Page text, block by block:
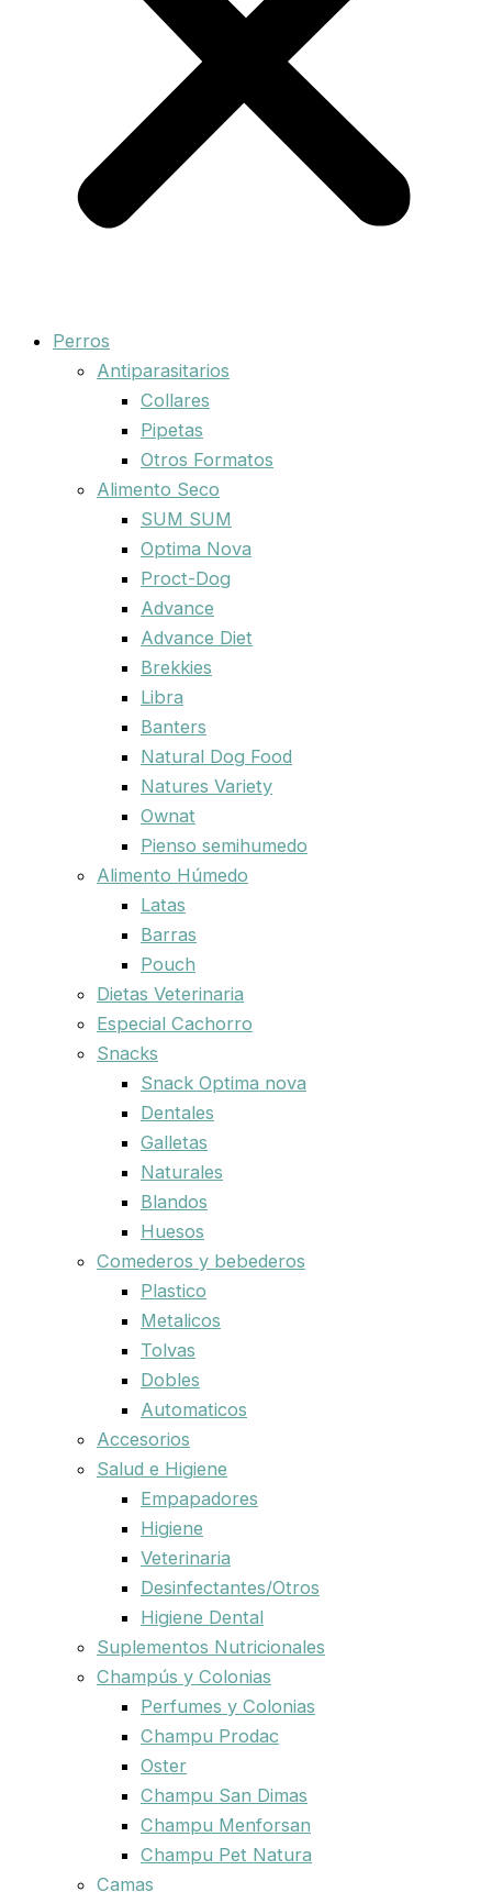
Perros
Antiparasitarios
Collares
Pipetas
Otros Formatos
Alimento Seco
SUM SUM
Optima Nova
Proct-Dog
Advance
Advance Diet
Brekkies
Libra
Banters
Natural Dog Food
Natures Variety
Ownat
Pienso semihumedo
Alimento Húmedo
Latas
Barras
Pouch
Dietas Veterinaria
Especial Cachorro
Snacks
Snack Optima nova
Dentales
Galletas
Naturales
Blandos
Huesos
Comederos y bebederos
Plastico
Metalicos
Tolvas
Dobles
Automaticos
Accesorios
Salud e Higiene
Empapadores
Higiene
Veterinaria
Desinfectantes/Otros
Higiene Dental
Suplementos Nutricionales
Champús y Colonias
Perfumes y Colonias
Champu Prodac
Oster
Champu San Dimas
Champu Menforsan
Champu Pet Natura
Camas